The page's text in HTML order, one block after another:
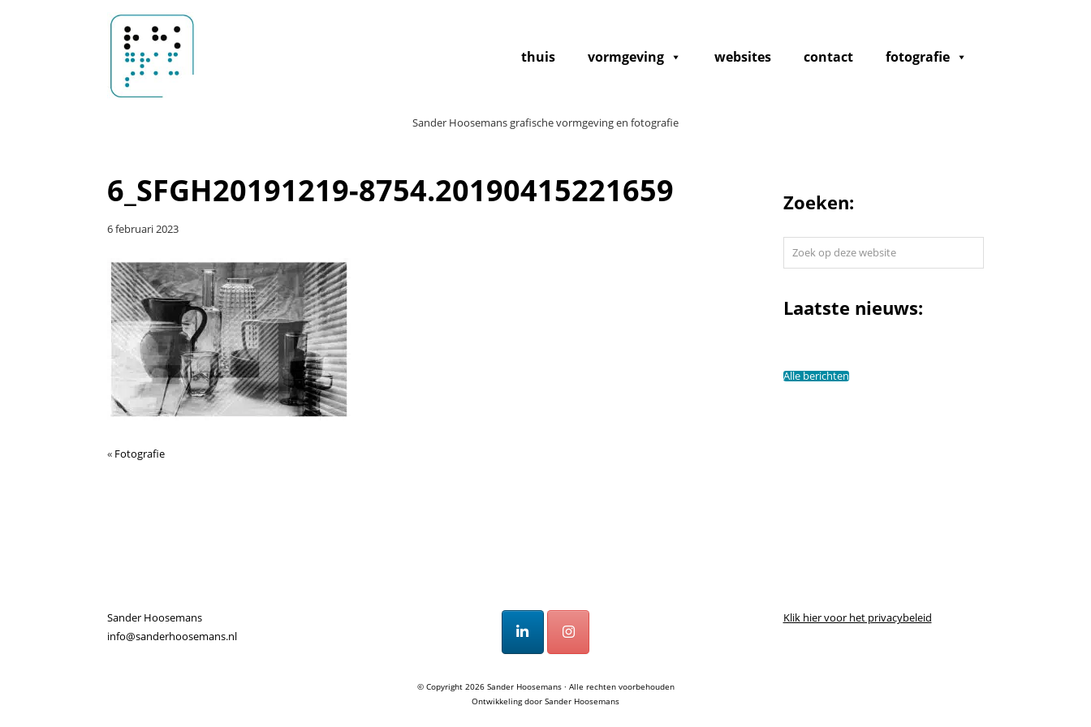
Sander
Hoosemans
thuis vormgeving websites contact fotografie
Sander Hoosemans grafische vormgeving en fotografie
6_SFGH20191219-8754.20190415221659
6 februari 2023
« Fotografie
Zoeken:
website
Laatste nieuws:
Alle berichten
Sander Hoosemans
info@sanderhoosemans.nl
Klik hier voor het privacybeleid
© Copyright 2026 Sander Hoosemans· Alle rechten voorbehouden
Ontwikkeling door Sander Hoosemans